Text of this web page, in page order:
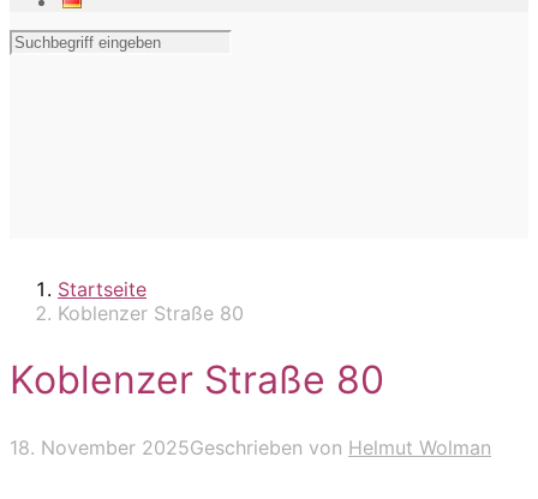
Startseite
Koblenzer Straße 80
Koblenzer Straße 80
18. November 2025Geschrieben von Helmut Wolman